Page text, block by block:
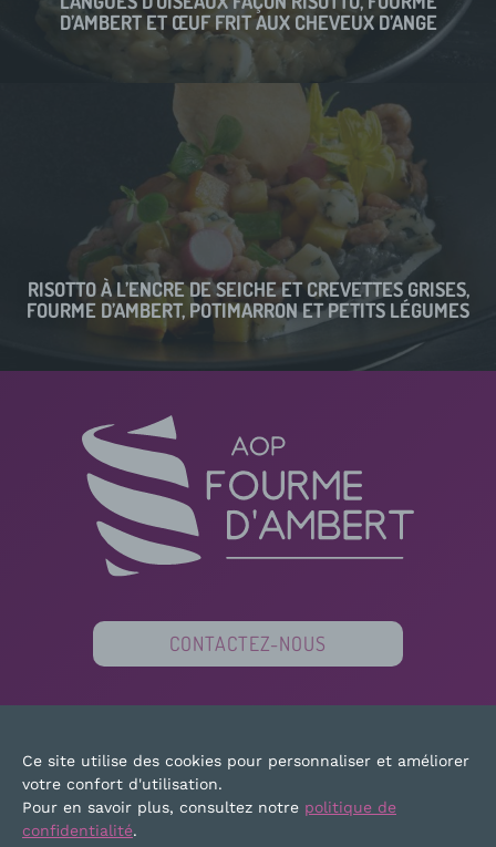
D’AMBERT ET ŒUF FRIT AUX CHEVEUX D’ANGE
RISOTTO À L’ENCRE DE SEICHE ET CREVETTES GRISES,
FOURME D’AMBERT, POTIMARRON ET PETITS LÉGUMES
CONTACTEZ-NOUS
PLAN DU SITE MENTIONS LÉGALES
Ce site utilise des cookies pour personnaliser et améliorer
votre confort d'utilisation.
Pour en savoir plus, consultez notre politique de
confidentialité.